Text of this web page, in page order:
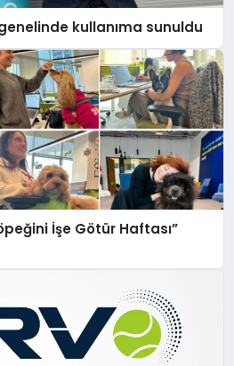
kullanıma sunuldu
İşe Götür Haftası”